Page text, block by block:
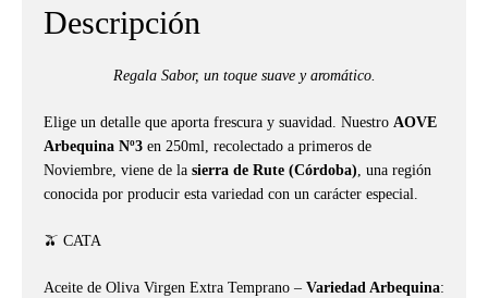
Descripción
Regala Sabor, un toque suave y aromático.
Elige un detalle que aporta frescura y suavidad. Nuestro AOVE
Arbequina Nº3 en 250ml, recolectado a primeros de
Noviembre, viene de la sierra de Rute (Córdoba), una región
conocida por producir esta variedad con un carácter especial.
🫒 CATA
Aceite de Oliva Virgen Extra Temprano – Variedad Arbequina: